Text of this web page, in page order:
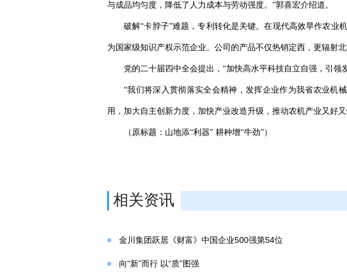
与成品均匀度，降低了人力成本与劳动强度。”郭喜宏介绍道。
破解“卡脖子”难题，专利转化是关键。在现代高效旱作农业
为国家级知识产权示范企业。公司的产品不仅热销定西，更辐射
党的二十届四中全会提出，“加快高水平科技自立自强，引
“我们将深入贯彻落实全会精神，发挥企业作为我省农业机
用，加大自主创新力度，加快产业改造升级，推动农机产业又好又
（原标题：山地添“利器” 耕种增“牛劲”）
相关资讯
金川集团跃居《财富》中国企业500强第54位
向“新”而行 以“质”图强